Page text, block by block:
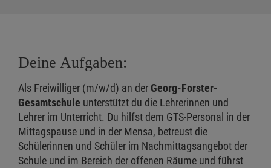
Deine Aufgaben:
Als Freiwilliger (m/w/d) an der Georg-Forster-
Gesamtschule unterstützt du die Lehrerinnen und
Lehrer im Unterricht. Du hilfst dem GTS-Personal in der
Mittagspause und in der Mensa, betreust die
Schülerinnen und Schüler im Nachmittagsangebot der
Schule und im Bereich der offenen Räume und führst